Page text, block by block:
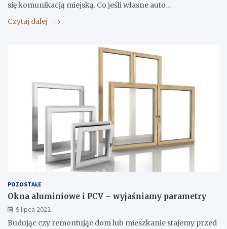
się komunikacją miejską. Co jeśli własne auto…
Czytaj dalej
POZOSTAŁE
Okna aluminiowe i PCV – wyjaśniamy parametry
9 lipca 2022
Budując czy remontując dom lub mieszkanie stajemy przed